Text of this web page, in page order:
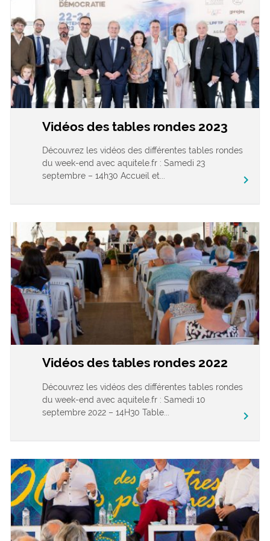
Vidéos des tables rondes 2023
Découvrez les vidéos des différentes tables rondes
du week-end avec aquitele.fr : Samedi 23
septembre – 14h30 Accueil et...
chevron_right
Vidéos des tables rondes 2022
Découvrez les vidéos des différentes tables rondes
du week-end avec aquitele.fr : Samedi 10
septembre 2022 – 14H30 Table...
chevron_right